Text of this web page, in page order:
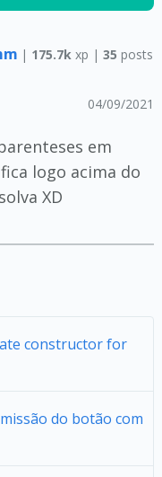
| 175.7k xp | 35 posts
04/09/2021
em
logo acima do
XD
constructor for
do botão com